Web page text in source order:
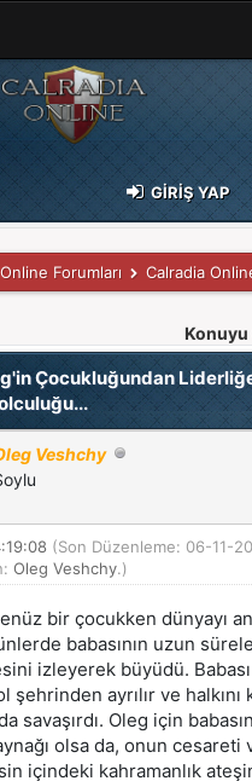
GIRIŞ YAP
Forumları Calradia
Konuyu
Çocukluğundan
Veshchy
(Son Düzenleme: 06-11-
Oleg Veshchy.)
bir çocukken dünyayı
babasının uzun
izleyerek büyüdü. Babası
şehrinden ayrılır ve
savaşırdı. Oleg için
olsa da, onun
içindeki kahramanlık